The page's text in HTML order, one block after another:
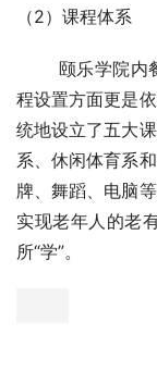
（2）课程体系
颐乐学院内餐
程设置方面更是
统地设立了五大
系、休闲体育系
牌、舞蹈、电脑
实现老年人的老
所“学”。